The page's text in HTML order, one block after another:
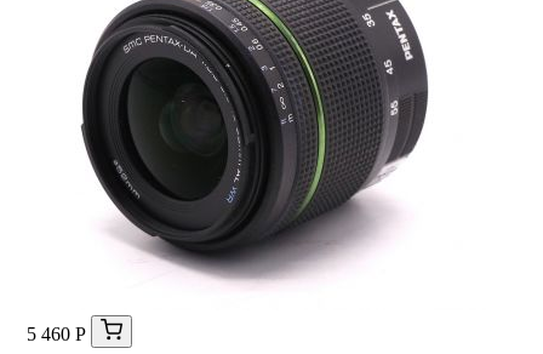
5 460 Р